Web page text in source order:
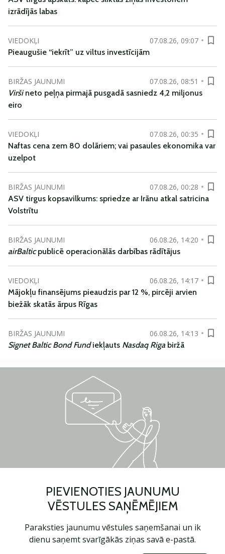
izrādījās labas
VIEDOKĻI
07.08.26, 09:07
Pieaugušie “iekrīt” uz viltus investīcijām
BIRŽAS JAUNUMI
07.08.26, 08:51
Viršineto peļņa pirmajā pusgadā sasniedz 4,2 miljonus
eiro
VIEDOKĻI
07.08.26, 00:35
Naftas cena zem 80 dolāriem; vai pasaules ekonomika var
uzelpot
BIRŽAS JAUNUMI
07.08.26, 00:28
ASV tirgus kopsavilkums: spriedze ar Irānu atkal satricina
Volstrītu
BIRŽAS JAUNUMI
06.08.26, 14:20
airBalticpublicē operacionālās darbības rādītājus
VIEDOKĻI
06.08.26, 14:17
Mājokļu finansējums pieaudzis par 12 %, pircēji arvien
biežāk skatās ārpus Rīgas
BIRŽAS JAUNUMI
06.08.26, 14:13
Signet Baltic Bond Fundiekļauts Nasdaq Riga biržā
PIEVIENOTIES JAUNUMU
VĒSTULES SAŅĒMĒJIEM
Paraksties jaunumu vēstules saņemšanai un ik
dienu saņemt svarīgākās ziņas savā e-pastā.